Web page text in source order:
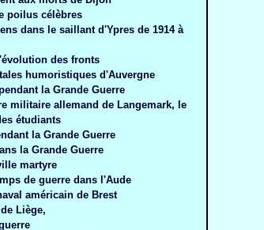
poilus célèbres
dans le saillant d'Ypres de 1914 à
des fronts
humoristiques d'Auvergne
la Grande Guerre
militaire allemand de Langemark, le
étudiants
la Grande Guerre
la Grande Guerre
martyre
de guerre dans l'Aude
américain de Brest
Liège,